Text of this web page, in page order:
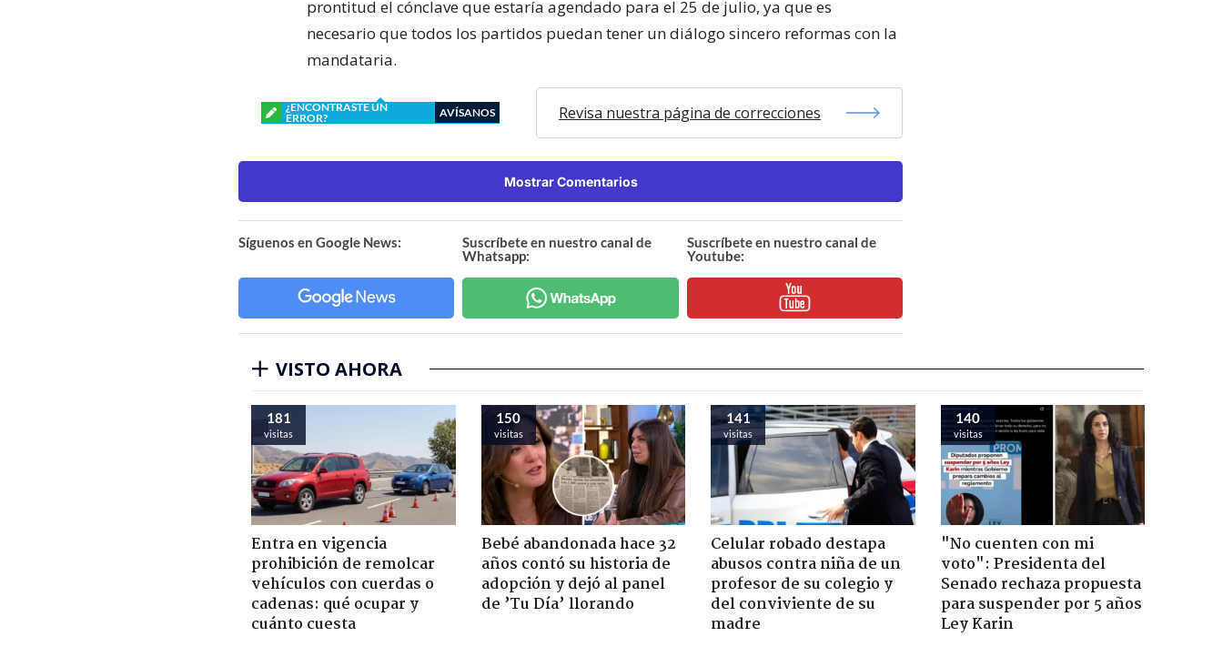
prontitud el cónclave que estaría agendado para el 25 de julio, ya que es
necesario que todos los partidos puedan tener un diálogo sincero reformas con la
mandataria.
¿ENCONTRASTE UN
ERROR?
AVÍSANOS Revisa nuestra página de correcciones
Mostrar Comentarios
Síguenos en Google News:
Suscríbete en nuestro canal de
Whatsapp:
Suscríbete en nuestro canal de
Youtube:
VISTO AHORA
181
visitas
Entra en vigencia
prohibición de remolcar
vehículos con cuerdas o
cadenas: qué ocupar y
cuánto cuesta
150
visitas
Bebé abandonada hace 32
años contó su historia de
adopción y dejó al panel
de ’Tu Día’ llorando
141
visitas
Celular robado destapa
abusos contra niña de un
profesor de su colegio y
del conviviente de su
madre
140
visitas
"No cuenten con mi
voto": Presidenta del
Senado rechaza propuesta
para suspender por 5 años
Ley Karin